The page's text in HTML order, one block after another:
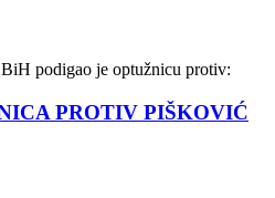
podigao je optužnicu protiv:
PROTIV PIŠKOVIĆ